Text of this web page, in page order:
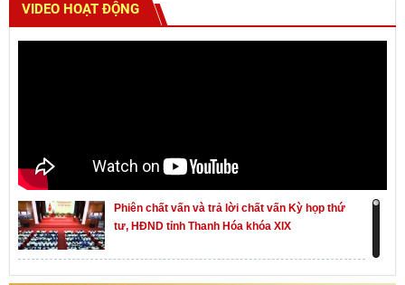
VIDEO HOẠT ĐỘNG
Phiên chất vấn và trả lời chất vấn Kỳ họp thứ
tư, HĐND tỉnh Thanh Hóa khóa XIX
Khai mạc kỳ họp thứ Nhất, Quốc hội khóa XVI